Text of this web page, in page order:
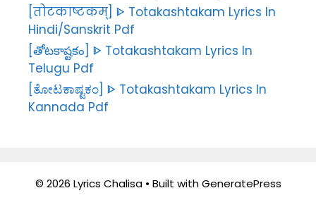
[तोटकाष्टकम्] ᐈ Totakashtakam Lyrics In
Hindi/Sanskrit Pdf
[తోటకాష్టకం] ᐈ Totakashtakam Lyrics In
Telugu Pdf
[ತೋಟಕಾಷ್ಟಕಂ] ᐈ Totakashtakam Lyrics In
Kannada Pdf
© 2026 Lyrics Chalisa• Built withGeneratePress